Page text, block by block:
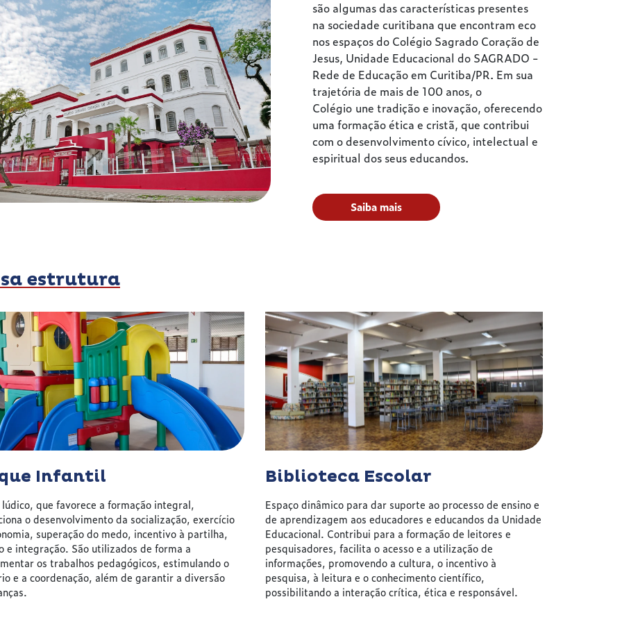
são algumas das características presentes
na sociedade curitibana que encontram eco
nos espaços do Colégio Sagrado Coração de
Jesus, Unidade Educacional do SAGRADO -
Rede de Educação em Curitiba/PR. Em sua
trajetória de mais de 100 anos, o
Colégio une tradição e inovação, oferecendo
uma formação ética e cristã, que contribui
com o desenvolvimento cívico, intelectual e
espiritual dos seus educandos.
Saiba mais
estrutura
Infantil
lúdico, que favorece a formação integral,
o desenvolvimento da socialização, exercício
superação do medo, incentivo à partilha,
e integração. São utilizados de forma a
os trabalhos pedagógicos, estimulando o
e a coordenação, além de garantir a diversão
Biblioteca Escolar
Espaço dinâmico para dar suporte ao processo de ensino e
de aprendizagem aos educadores e educandos da Unidade
Educacional. Contribui para a formação de leitores e
pesquisadores, facilita o acesso e a utilização de
informações, promovendo a cultura, o incentivo à
pesquisa, à leitura e o conhecimento científico,
possibilitando a interação crítica, ética e responsável.